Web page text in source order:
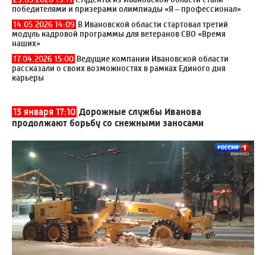
победителями и призерами олимпиады «Я – профессионал»
14.05.2026 14:09 В Ивановской области стартовал третий
модуль кадровой программы для ветеранов СВО «Время
наших»
17.04.2026 15:00 Ведущие компании Ивановской области
рассказали о своих возможностях в рамках Единого дня
карьеры
13 января 17:10 Дорожные службы Иванова
продолжают борьбу со снежными заносами